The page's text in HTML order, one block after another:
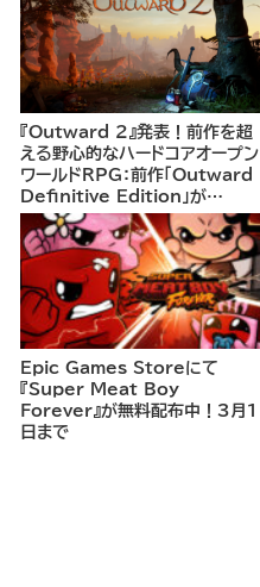
『Outward 2』発表！前作を超
える野心的なハードコアオープン
ワールドRPG：前作「Outward
Definitive Edition」が
85%OFFで販売中
Epic Games Storeにて
『Super Meat Boy
Forever』が無料配布中！3月1
日まで